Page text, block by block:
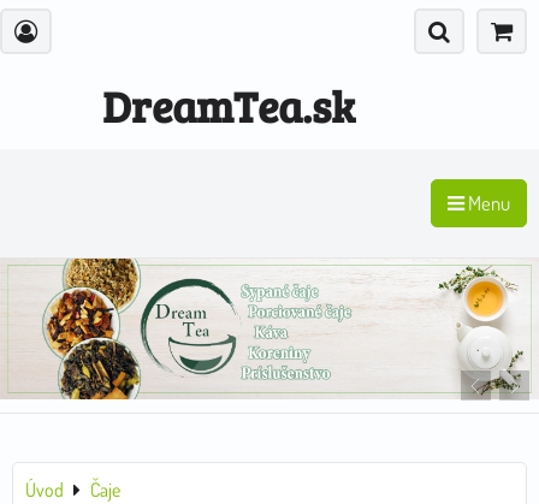
DreamTea.sk
Menu
Úvod Čaje